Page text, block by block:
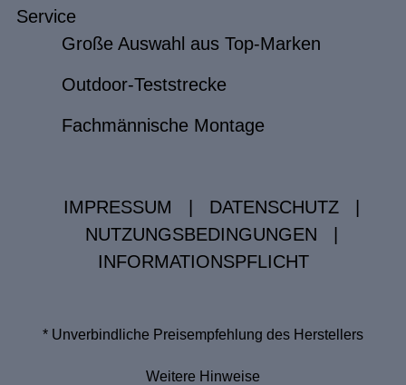
Service
Große Auswahl aus Top-Marken
Outdoor-Teststrecke
Fachmännische Montage
IMPRESSUM DATENSCHUTZ
NUTZUNGSBEDINGUNGEN
INFORMATIONSPFLICHT
* Unverbindliche Preisempfehlung des Herstellers
Weitere Hinweise